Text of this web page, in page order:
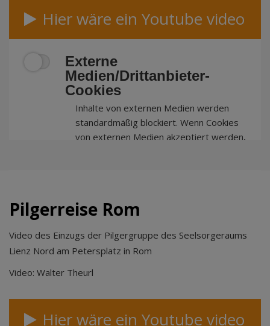
Hier wäre ein Youtube video
Externe
Medien/Drittanbieter-
Cookies
Inhalte von externen Medien werden
standardmäßig blockiert. Wenn Cookies
von externen Medien akzeptiert werden,
Pilgerreise Rom
Video des Einzugs der Pilgergruppe des Seelsorgeraums
Lienz Nord am Petersplatz in Rom
Video: Walter Theurl
Hier wäre ein Youtube video